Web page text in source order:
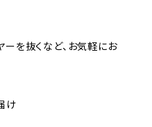
ーを抜くなど、お気軽にお
け